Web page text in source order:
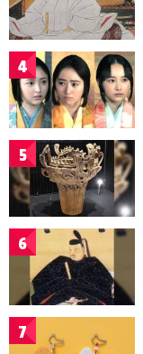
4
5
6
7